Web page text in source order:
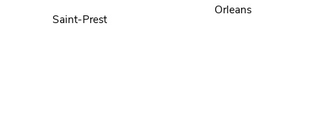
Saint-Prest
Orleans